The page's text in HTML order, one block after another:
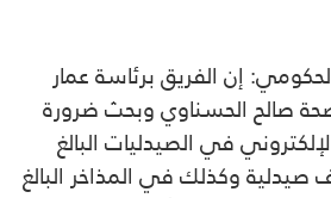
إن الفريق برئاسة عمار
صالح الحسناوي وبحث ضرورة
في الصيدليات البالغ
أكثر من 17 ألف صيدلية وكذلك في المذاخر البالغ